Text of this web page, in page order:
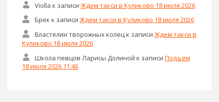
Violla к записи Ждем такси в Куликово 18 июля 2026
Брек к записи Ждем такси в Куликово 18 июля 2026
Властелин творожных колец к записи Ждем такси в
Куликово 18 июля 2026
Школа певцов Ларисы Долиной к записи Подъем
18 июля 2026 11:46